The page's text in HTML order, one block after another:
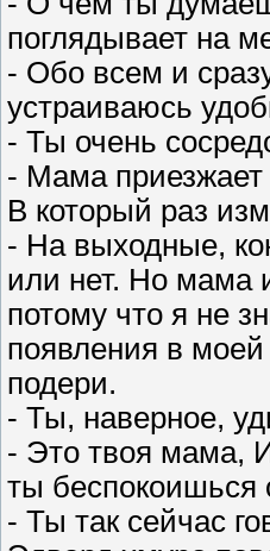
поглядывает на
- Обо всем и
устраиваюсь
- Ты очень
- Мама
В который раз
- На выходные,
или нет. Но мама
потому что я не
появления в
подери.
- Ты, наверное,
- Это твоя мама,
ты беспокоишься
- Ты так сейчас